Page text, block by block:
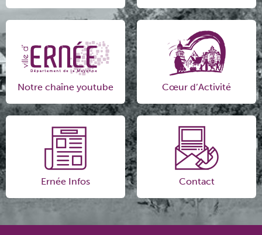
Notre chaîne youtube Cœur d’Activité
Ernée Infos Contact